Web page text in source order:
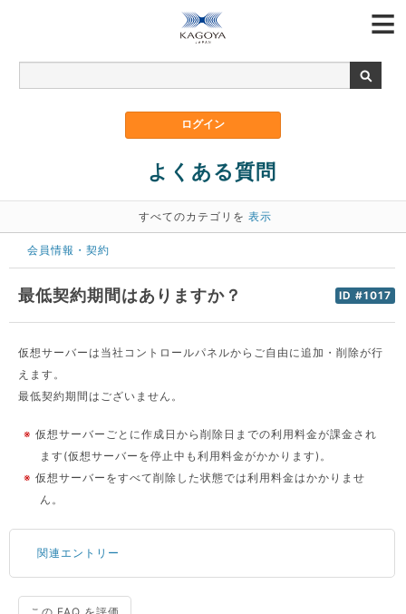
よくある質問
すべてのカテゴリを 表示
会員情報・契約
ID #1017
最低契約期間はありますか？
仮想サーバーは当社コントロールパネルからご自由に追加・削除が行
えます。
最低契約期間はございません。
※仮想サーバーごとに作成日から削除日までの利用料金が課金され
ます(仮想サーバーを停止中も利用料金がかかります)。
※仮想サーバーをすべて削除した状態では利用料金はかかりませ
ん。
関連エントリー